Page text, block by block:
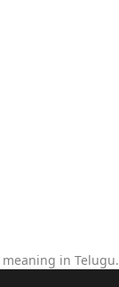
meaning in Telugu.